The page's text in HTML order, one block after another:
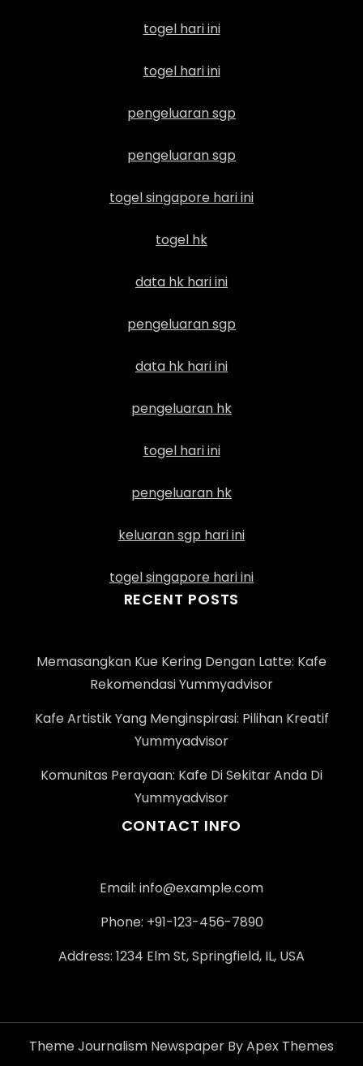
togel hari ini
togel hari ini
pengeluaran sgp
pengeluaran sgp
togel singapore hari ini
togel hk
data hk hari ini
pengeluaran sgp
data hk hari ini
pengeluaran hk
togel hari ini
pengeluaran hk
keluaran sgp hari ini
togel singapore hari ini
RECENT POSTS
Memasangkan Kue Kering Dengan Latte: Kafe
Rekomendasi Yummyadvisor
Kafe Artistik Yang Menginspirasi: Pilihan Kreatif
Yummyadvisor
Komunitas Perayaan: Kafe Di Sekitar Anda Di
Yummyadvisor
CONTACT INFO
Email: info@example.com
Phone: +91-123-456-7890
Address: 1234 Elm St, Springfield, IL, USA
Theme Journalism Newspaper By Apex Themes